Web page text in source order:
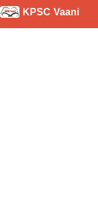
KPSC Vaani